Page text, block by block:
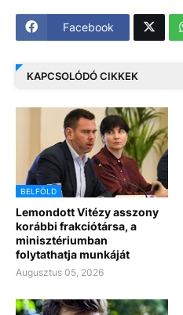
Facebook
KAPCSOLÓDÓ CIKKEK
BELFÖLD
Lemondott Vitézy asszony
korábbi frakciótársa, a
minisztériumban
folytathatja munkáját
Augusztus 05, 2026